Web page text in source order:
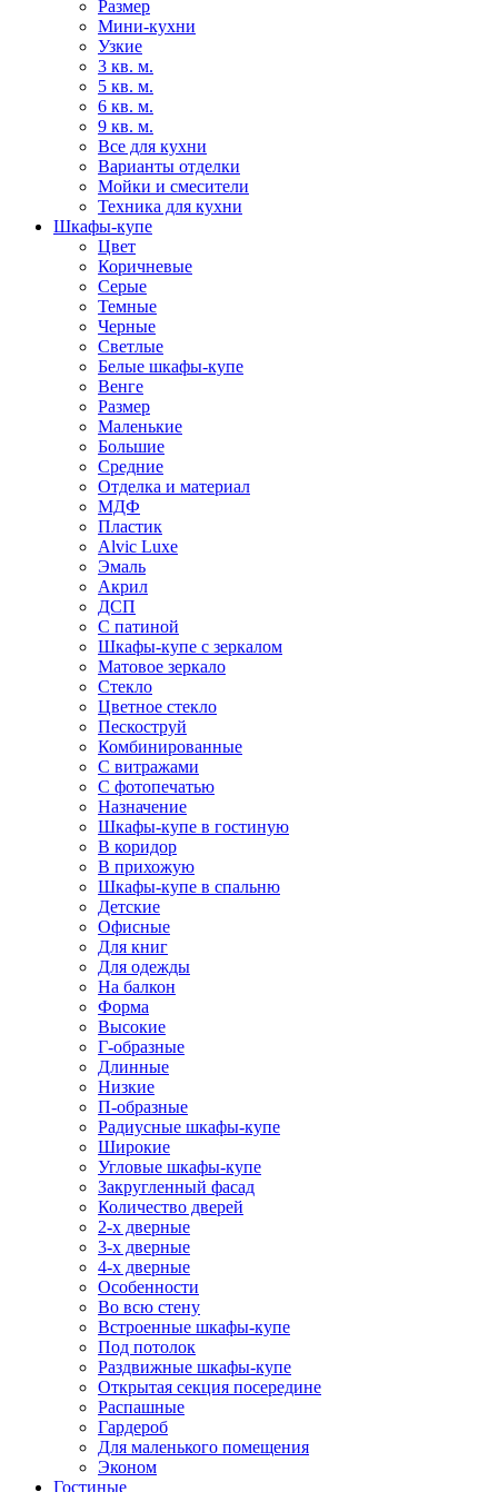
Размер
Мини-кухни
Узкие
3 кв. м.
5 кв. м.
6 кв. м.
9 кв. м.
Все для кухни
Варианты отделки
Мойки и смесители
Техника для кухни
Шкафы-купе
Цвет
Коричневые
Серые
Темные
Черные
Светлые
Белые шкафы-купе
Венге
Размер
Маленькие
Большие
Средние
Отделка и материал
МДФ
Пластик
Alvic Luxe
Эмаль
Акрил
ДСП
С патиной
Шкафы-купе с зеркалом
Матовое зеркало
Стекло
Цветное стекло
Пескоструй
Комбинированные
С витражами
С фотопечатью
Назначение
Шкафы-купе в гостиную
В коридор
В прихожую
Шкафы-купе в спальню
Детские
Офисные
Для книг
Для одежды
На балкон
Форма
Высокие
Г-образные
Длинные
Низкие
П-образные
Радиусные шкафы-купе
Широкие
Угловые шкафы-купе
Закругленный фасад
Количество дверей
2-х дверные
3-х дверные
4-х дверные
Особенности
Во всю стену
Встроенные шкафы-купе
Под потолок
Раздвижные шкафы-купе
Открытая секция посередине
Распашные
Гардероб
Для маленького помещения
Эконом
Гостиные